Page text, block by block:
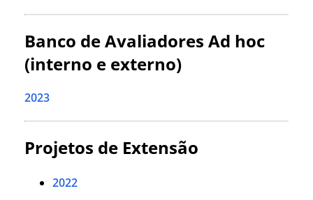
Banco de Avaliadores Ad hoc
(interno e externo)
2023
Projetos de Extensão
2022